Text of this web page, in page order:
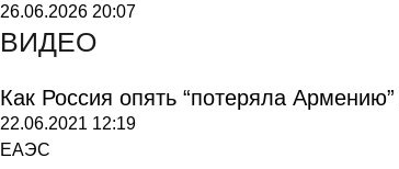
26.06.2026 20:07
ВИДЕО
Как Россия опять “потеряла Армению”
22.06.2021 12:19
ЕАЭС